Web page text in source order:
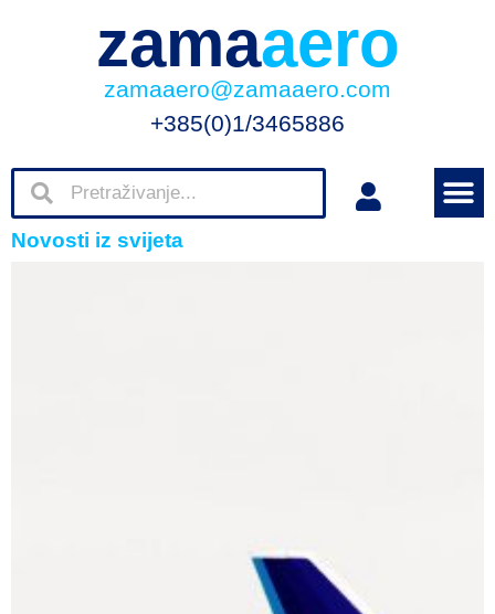
zamaaero
zamaaero@zamaaero.com
+385(0)1/3465886
Novosti iz svijeta